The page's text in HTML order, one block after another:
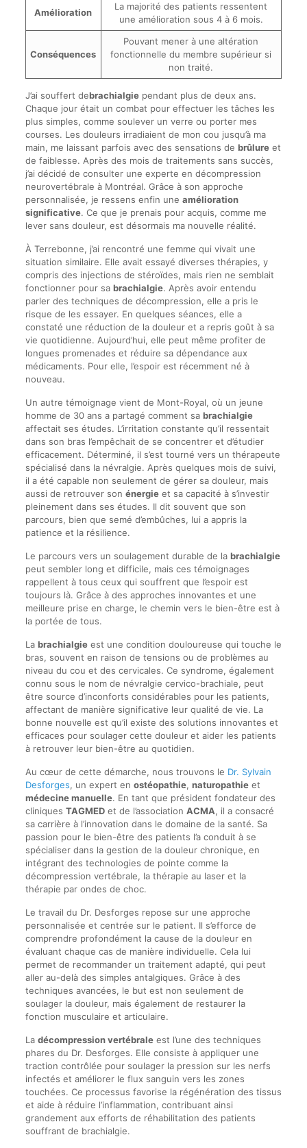
Amélioration
La majorité des patients ressentent
une amélioration sous 4 à 6 mois.
Conséquences
Pouvant mener à une altération
fonctionnelle du membre supérieur si
non traité.
J’ai souffert debrachialgiependant plus de deux ans.
Chaque jour était un combat pour effectuer les tâches les
plus simples, comme soulever un verre ou porter mes
courses. Les douleurs irradiaient de mon cou jusqu’à ma
main, me laissant parfois avec des sensations de brûlureet
de faiblesse. Après des mois de traitements sans succès,
j’ai décidé de consulter une experte en décompression
neurovertébrale à Montréal. Grâce à son approche
personnalisée, je ressens enfin une amélioration
significative. Ce que je prenais pour acquis, comme me
lever sans douleur, est désormais ma nouvelle réalité.
À Terrebonne, j’ai rencontré une femme qui vivait une
situation similaire. Elle avait essayé diverses thérapies, y
compris des injections de stéroïdes, mais rien ne semblait
fonctionner pour sa brachialgie. Après avoir entendu
parler des techniques de décompression, elle a pris le
risque de les essayer. En quelques séances, elle a
constaté une réduction de la douleur et a repris goût à sa
vie quotidienne. Aujourd’hui, elle peut même profiter de
longues promenades et réduire sa dépendance aux
médicaments. Pour elle, l’espoir est récemment né à
nouveau.
Un autre témoignage vient de Mont-Royal, où un jeune
homme de 30 ans a partagé comment sa brachialgie
affectait ses études. L’irritation constante qu’il ressentait
dans son bras l’empêchait de se concentrer et d’étudier
efficacement. Déterminé, il s’est tourné vers un thérapeute
spécialisé dans la névralgie. Après quelques mois de suivi,
il a été capable non seulement de gérer sa douleur, mais
aussi de retrouver son énergieet sa capacité à s’investir
pleinement dans ses études. Il dit souvent que son
parcours, bien que semé d’embûches, lui a appris la
patience et la résilience.
Le parcours vers un soulagement durable de la brachialgie
peut sembler long et difficile, mais ces témoignages
rappellent à tous ceux qui souffrent que l’espoir est
toujours là. Grâce à des approches innovantes et une
meilleure prise en charge, le chemin vers le bien-être est à
la portée de tous.
La brachialgieest une condition douloureuse qui touche le
bras, souvent en raison de tensions ou de problèmes au
niveau du cou et des cervicales. Ce syndrome, également
connu sous le nom de névralgie cervico-brachiale, peut
être source d’inconforts considérables pour les patients,
affectant de manière significative leur qualité de vie. La
bonne nouvelle est qu’il existe des solutions innovantes et
efficaces pour soulager cette douleur et aider les patients
à retrouver leur bien-être au quotidien.
Au cœur de cette démarche, nous trouvons le Dr. Sylvain
Desforges, un expert en ostéopathie, naturopathieet
médecine manuelle. En tant que président fondateur des
cliniques TAGMEDet de l’association ACMA, il a consacré
sa carrière à l’innovation dans le domaine de la santé. Sa
passion pour le bien-être des patients l’a conduit à se
spécialiser dans la gestion de la douleur chronique, en
intégrant des technologies de pointe comme la
décompression vertébrale, la thérapie au laser et la
thérapie par ondes de choc.
Le travail du Dr. Desforges repose sur une approche
personnalisée et centrée sur le patient. Il s’efforce de
comprendre profondément la cause de la douleur en
évaluant chaque cas de manière individuelle. Cela lui
permet de recommander un traitement adapté, qui peut
aller au-delà des simples antalgiques. Grâce à des
techniques avancées, le but est non seulement de
soulager la douleur, mais également de restaurer la
fonction musculaire et articulaire.
La décompression vertébraleest l’une des techniques
phares du Dr. Desforges. Elle consiste à appliquer une
traction contrôlée pour soulager la pression sur les nerfs
infectés et améliorer le flux sanguin vers les zones
touchées. Ce processus favorise la régénération des tissus
et aide à réduire l’inflammation, contribuant ainsi
grandement aux efforts de réhabilitation des patients
souffrant de brachialgie.